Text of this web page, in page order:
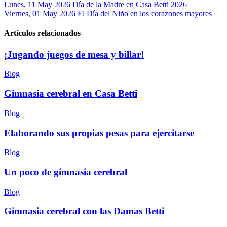
Lunes, 11 May 2026 Día de la Madre en Casa Betti 2026
Viernes, 01 May 2026 El Día del Niño en los corazones mayores
Artículos relacionados
¡Jugando juegos de mesa y billar!
Blog
Gimnasia cerebral en Casa Betti
Blog
Elaborando sus propias pesas para ejercitarse
Blog
Un poco de gimnasia cerebral
Blog
Gimnasia cerebral con las Damas Betti